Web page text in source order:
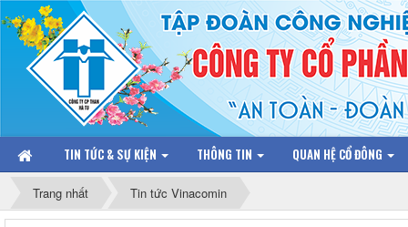
TIN TỨC & SỰ KIỆN THÔNG TIN QUAN HỆ CỔ ĐÔNG
Trang nhất Tin tức Vinacomin